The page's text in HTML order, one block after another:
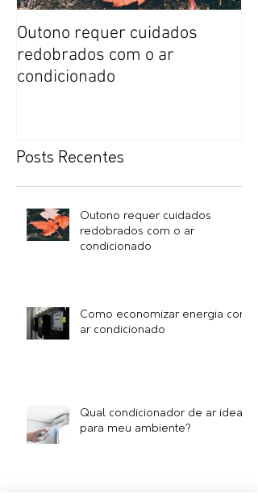
Outono requer cuidados
redobrados com o ar
condicionado
Posts Recentes
Outono requer cuidados
redobrados com o ar
condicionado
Como economizar energia com
ar condicionado
Qual condicionador de ar ideal
para meu ambiente?